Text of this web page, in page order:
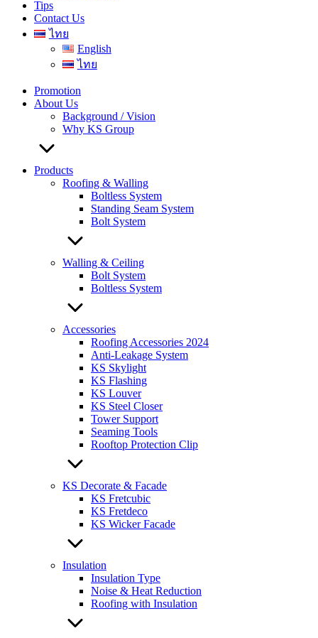
Tips
Contact Us
ไทย
English
ไทย
Promotion
About Us
Background / Vision
Why KS Group
Products
Roofing & Walling
Boltless System
Standing Seam System
Bolt System
Walling & Ceiling
Bolt System
Boltless System
Accessories
Roofing Accessories 2024
Anti-Leakage System
KS Skylight
KS Flashing
KS Louver
KS Steel Closer
Tower Support
Seaming Tools
Rooftop Protection Clip
KS Decorate & Facade
KS Fretcubic
KS Fretdeco
KS Wicker Facade
Insulation
Insulation Type
Noise & Heat Reduction
Roofing with Insulation